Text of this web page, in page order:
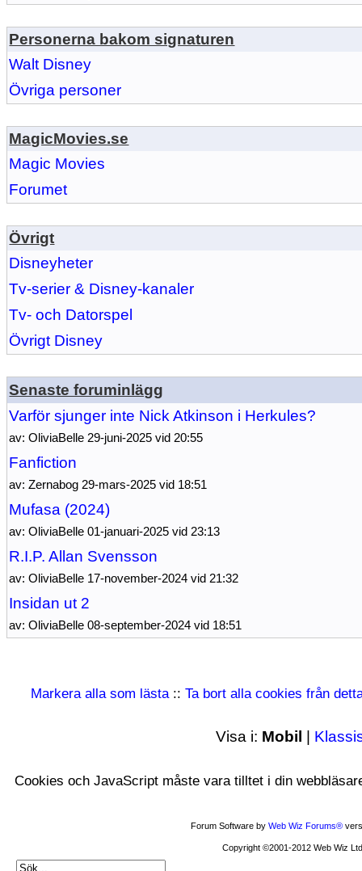
Personerna bakom signaturen
Walt Disney
Övriga personer
MagicMovies.se
Magic Movies
Forumet
Övrigt
Disneyheter
Tv-serier & Disney-kanaler
Tv- och Datorspel
Övrigt Disney
Senaste foruminlägg
Varför sjunger inte Nick Atkinson i Herkules?
av: OliviaBelle 29-juni-2025 vid 20:55
Fanfiction
av: Zernabog 29-mars-2025 vid 18:51
Mufasa (2024)
av: OliviaBelle 01-januari-2025 vid 23:13
R.I.P. Allan Svensson
av: OliviaBelle 17-november-2024 vid 21:32
Insidan ut 2
av: OliviaBelle 08-september-2024 vid 18:51
Markera alla som lästa :: Ta bort alla cookies från
Visa i: Mobil |
Cookies och JavaScript måste vara tilltet i din
Forum Software by Web Wiz Forums®
Copyright ©2001-2012 Web Wiz